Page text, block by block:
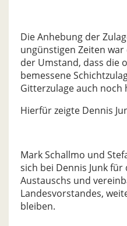
Die Anhebung der
ungünstigen Zeiten
der Umstand, dass die
bemessene
Gitterzulage auch noch
Hierfür zeigte Dennis
Mark Schallmo und
sich bei Dennis Junk
Austauschs und
Landesvorstandes,
bleiben.